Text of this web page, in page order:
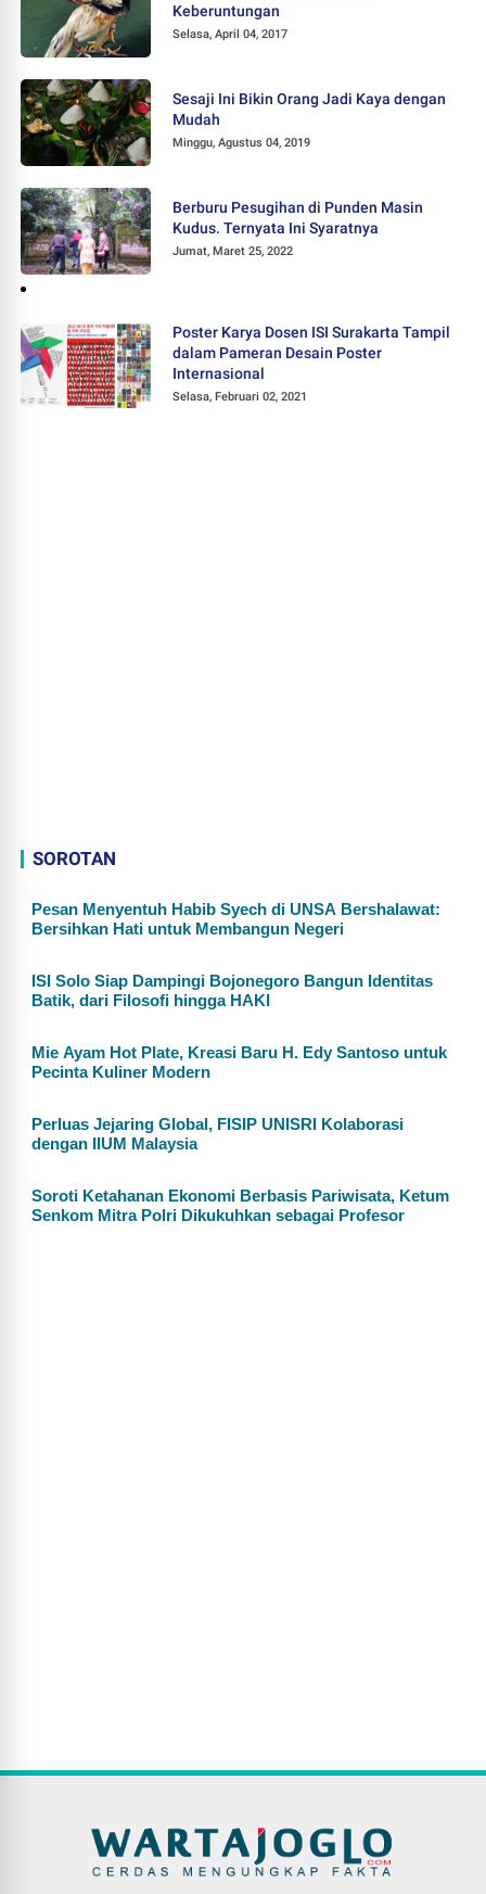
Keberuntungan
Selasa, April 04, 2017
Sesaji Ini Bikin Orang Jadi Kaya dengan
Mudah
Minggu, Agustus 04, 2019
Berburu Pesugihan di Punden Masin
Kudus. Ternyata Ini Syaratnya
Jumat, Maret 25, 2022
Poster Karya Dosen ISI Surakarta Tampil
dalam Pameran Desain Poster
Internasional
Selasa, Februari 02, 2021
SOROTAN
Pesan Menyentuh Habib Syech di UNSA Bershalawat:
Bersihkan Hati untuk Membangun Negeri
ISI Solo Siap Dampingi Bojonegoro Bangun Identitas
Batik, dari Filosofi hingga HAKI
Mie Ayam Hot Plate, Kreasi Baru H. Edy Santoso untuk
Pecinta Kuliner Modern
Perluas Jejaring Global, FISIP UNISRI Kolaborasi
dengan IIUM Malaysia
Soroti Ketahanan Ekonomi Berbasis Pariwisata, Ketum
Senkom Mitra Polri Dikukuhkan sebagai Profesor